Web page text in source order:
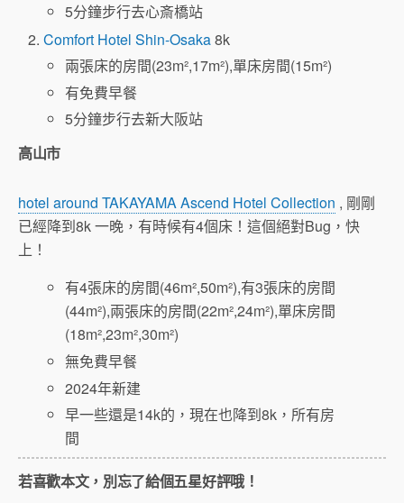
5分鐘步行去心斎橋站
Comfort Hotel Shin-Osaka8k
兩張床的房間(23m²,17m²),單床房間(15m²)
有免費早餐
5分鐘步行去新大阪站
高山市
hotel around TAKAYAMA Ascend Hotel Collection , 剛剛
已經降到8k 一晚，有時候有4個床！這個絕對Bug，快
上！
有4張床的房間(46m²,50m²),有3張床的房間
(44m²),兩張床的房間(22m²,24m²),單床房間
(18m²,23m²,30m²)
無免費早餐
2024年新建
早一些還是14k的，現在也降到8k，所有房
間
若喜歡本文，別忘了給個五星好評哦！